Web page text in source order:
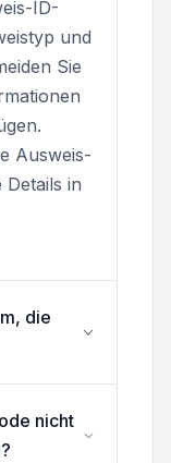
ID-
und
Sie
Ausweis-
in
die
nicht